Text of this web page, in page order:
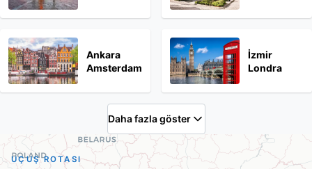
Ankara
Amsterdam
İzmir
Londra
Daha fazla göster
UÇUŞ ROTASI